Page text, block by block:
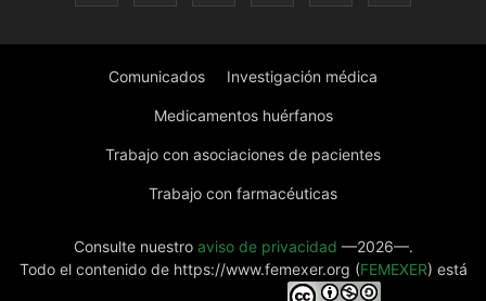
Comunicados Investigación médica
Medicamentos huérfanos
Trabajo con asociaciones de pacientes
Trabajo con farmacéuticas
Consulte nuestro aviso de privacidad —2026—.
Todo el contenido de https://www.femexer.org (FEMEXER) está